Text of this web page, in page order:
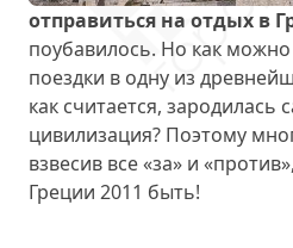
отправиться на отдых в
поубавилось. Но как можно
поездки в одну из
как считается, зародилась
цивилизация? Поэтому
взвесив все «за» и
Греции 2011 быть!